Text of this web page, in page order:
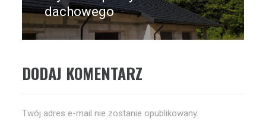
post:
dachowego
DODAJ KOMENTARZ
Twój adres e-mail nie zostanie opublikowany.